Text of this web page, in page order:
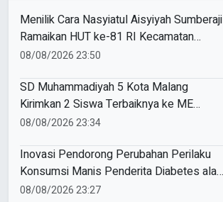
Menilik Cara Nasyiatul Aisyiyah Sumberaji
Ramaikan HUT ke-81 RI Kecamatan
Sukodadi
08/08/2026 23:50
SD Muhammadiyah 5 Kota Malang
Kirimkan 2 Siswa Terbaiknya ke ME
Award 2026
08/08/2026 23:34
Inovasi Pendorong Perubahan Perilaku
Konsumsi Manis Penderita Diabetes ala
Mahasiswa Unesa
08/08/2026 23:27